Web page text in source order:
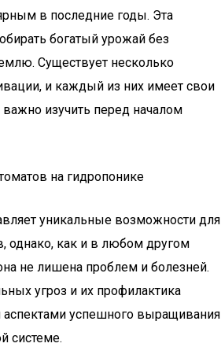
в последние годы. Эта
богатый урожай без
Существует несколько
и каждый из них имеет свои
изучить перед началом
на гидропонике
уникальные возможности для
однако, как и в любом другом
не лишена проблем и болезней.
угроз и их профилактика
успешного выращивания
системе.